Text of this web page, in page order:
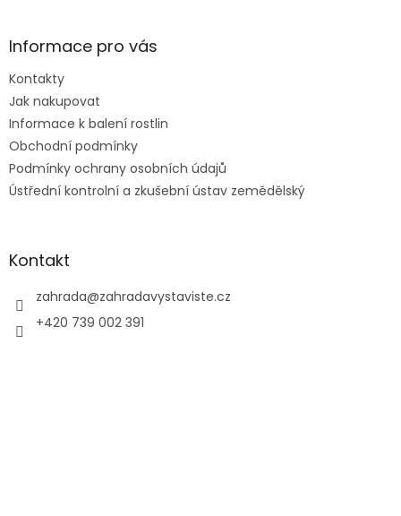
aInformace pro vás
Kontakty
Jak nakupovat
Informace k balení rostlin
Obchodní podmínky
Podmínky ochrany osobních údajů
Ústřední kontrolní a zkušební ústav zemědělský
Kontakt
zahrada@zahradavystaviste.cz
+420 739 002 391